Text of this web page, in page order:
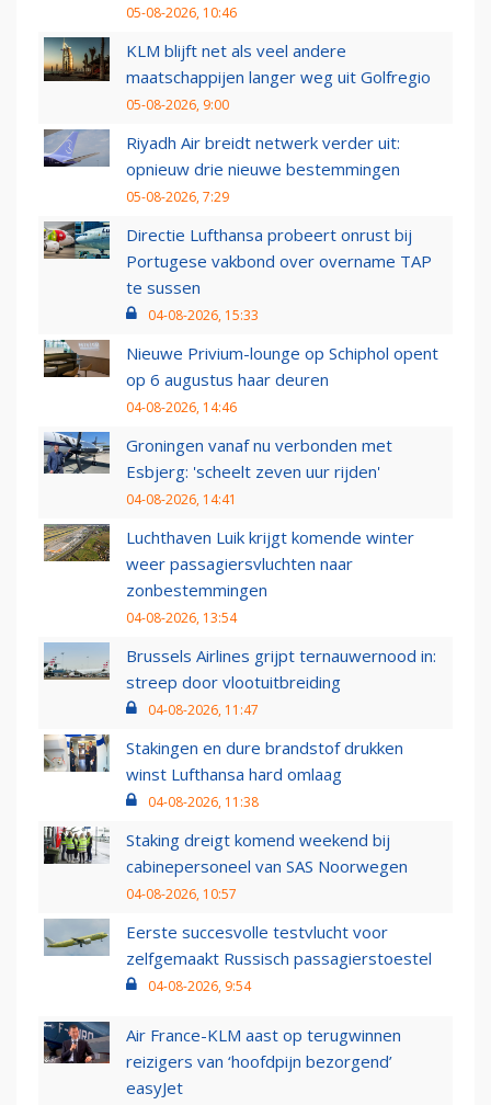
05-08-2026, 10:46
KLM blijft net als veel andere
maatschappijen langer weg uit Golfregio
05-08-2026, 9:00
Riyadh Air breidt netwerk verder uit:
opnieuw drie nieuwe bestemmingen
05-08-2026, 7:29
Directie Lufthansa probeert onrust bij
Portugese vakbond over overname TAP
te sussen
04-08-2026, 15:33
Nieuwe Privium-lounge op Schiphol opent
op 6 augustus haar deuren
04-08-2026, 14:46
Groningen vanaf nu verbonden met
Esbjerg: 'scheelt zeven uur rijden'
04-08-2026, 14:41
Luchthaven Luik krijgt komende winter
weer passagiersvluchten naar
zonbestemmingen
04-08-2026, 13:54
Brussels Airlines grijpt ternauwernood in:
streep door vlootuitbreiding
04-08-2026, 11:47
Stakingen en dure brandstof drukken
winst Lufthansa hard omlaag
04-08-2026, 11:38
Staking dreigt komend weekend bij
cabinepersoneel van SAS Noorwegen
04-08-2026, 10:57
Eerste succesvolle testvlucht voor
zelfgemaakt Russisch passagierstoestel
04-08-2026, 9:54
Air France-KLM aast op terugwinnen
reizigers van ‘hoofdpijn bezorgend’
easyJet